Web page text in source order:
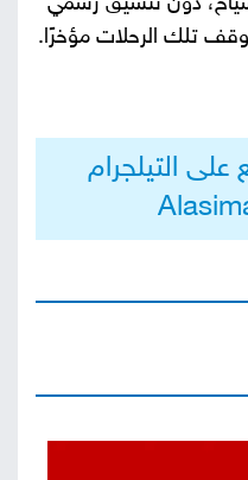
تلك الرحلات مؤخرًا.
على التيلجرام